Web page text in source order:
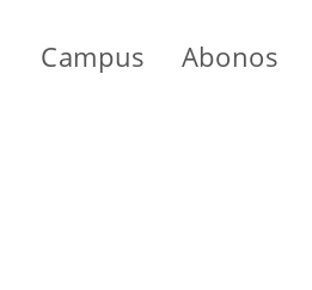
Campus Abonos